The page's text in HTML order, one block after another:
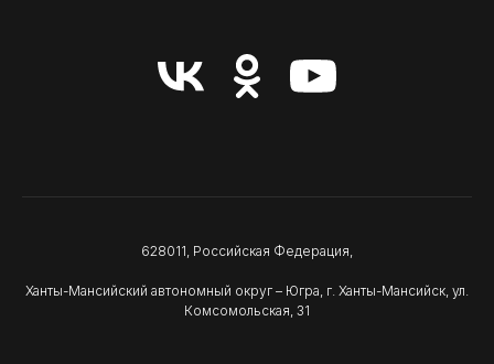
628011, Российская Федерация,
Ханты-Мансийский автономный округ – Югра, г. Ханты-Мансийск, ул.
Комсомольская, 31